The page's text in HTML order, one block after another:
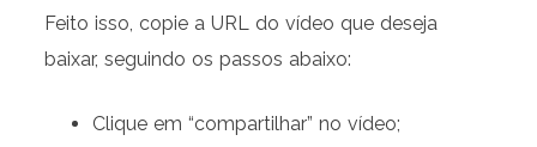
Feito isso, copie a URL do vídeo que deseja
baixar, seguindo os passos abaixo:
Clique em “compartilhar” no vídeo;